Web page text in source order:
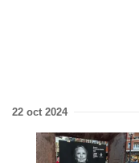
22 oct 2024